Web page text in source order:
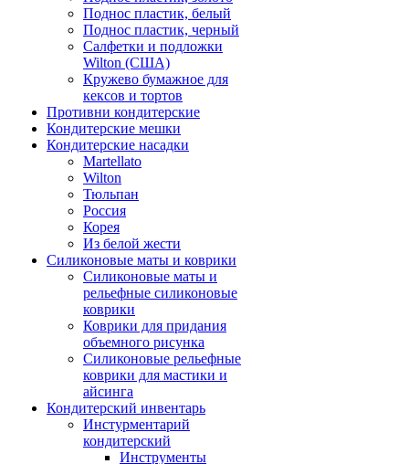
Поднос пластик, белый
Поднос пластик, черный
Салфетки и подложки
Wilton (США)
Кружево бумажное для
кексов и тортов
Противни кондитерские
Кондитерские мешки
Кондитерские насадки
Martellato
Wilton
Тюльпан
Россия
Корея
Из белой жести
Силиконовые маты и коврики
Силиконовые маты и
рельефные силиконовые
коврики
Коврики для придания
объемного рисунка
Силиконовые рельефные
коврики для мастики и
айсинга
Кондитерский инвентарь
Инстурментарий
кондитерский
Инструменты